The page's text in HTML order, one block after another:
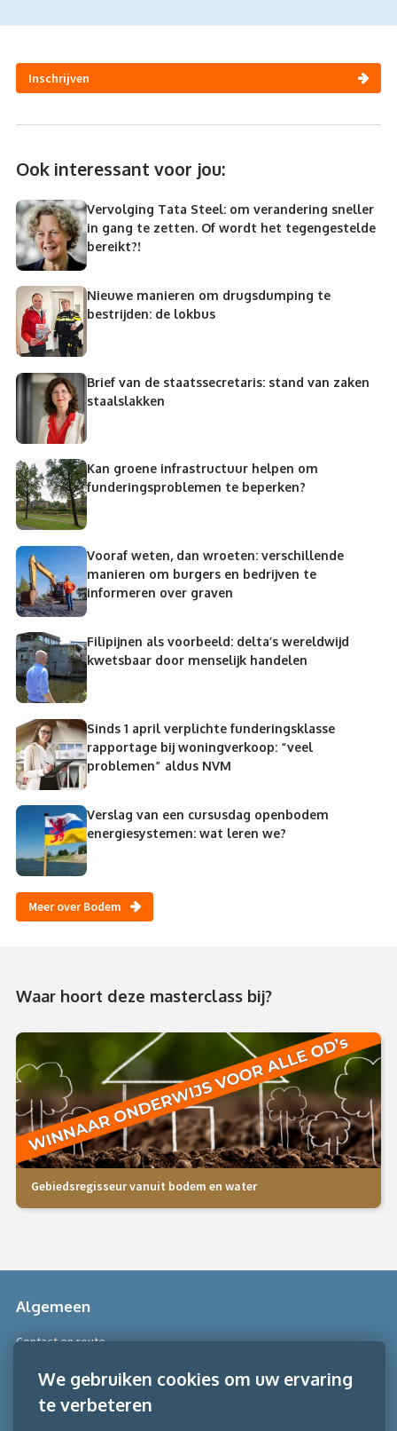
Inschrijven
Ook interessant voor jou:
Vervolging Tata Steel: om verandering sneller
in gang te zetten. Of wordt het tegengestelde
bereikt?!
Nieuwe manieren om drugsdumping te
bestrijden: de lokbus
Brief van de staatssecretaris: stand van zaken
staalslakken
Kan groene infrastructuur helpen om
funderingsproblemen te beperken?
Vooraf weten, dan wroeten: verschillende
manieren om burgers en bedrijven te
informeren over graven
Filipijnen als voorbeeld: delta’s wereldwijd
kwetsbaar door menselijk handelen
Sinds 1 april verplichte funderingsklasse
rapportage bij woningverkoop: “veel
problemen” aldus NVM
Verslag van een cursusdag openbodem
energiesystemen: wat leren we?
Meer over Bodem
Waar hoort deze masterclass bij?
Gebiedsregisseur vanuit bodem en water
Algemeen
Contact en route
Meer informatie
We gebruiken cookies om uw ervaring
te verbeteren